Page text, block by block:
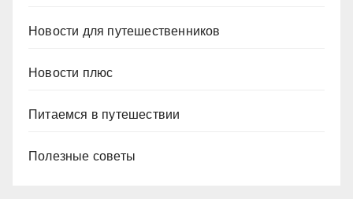
Новости для путешественников
Новости плюс
Питаемся в путешествии
Полезные советы